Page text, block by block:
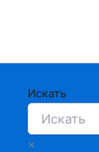
Искать
×